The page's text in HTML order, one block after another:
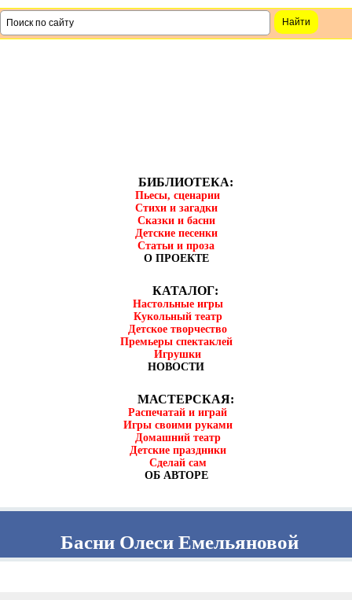
БИБЛИОТЕКА:
Пьесы, сценарии
Стихи и загадки
Сказки и басни
Детские песенки
Статьи и проза
О ПРОЕКТЕ
КАТАЛОГ:
Настольные игры
Кукольный театр
Детское творчество
Премьеры спектаклей
Игрушки
НОВОСТИ
МАСТЕРСКАЯ:
Распечатай и играй
Игры своими руками
Домашний театр
Детские праздники
Сделай сам
ОБ АВТОРЕ
Басни Олеси Емельяновой